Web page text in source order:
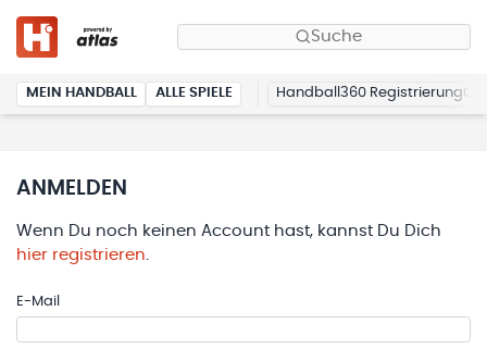
Suche
MEIN HANDBALL ALLE SPIELE Handball360 Registrierung
ANMELDEN
Wenn Du noch keinen Account hast, kannst Du Dich
hier registrieren.
E-Mail